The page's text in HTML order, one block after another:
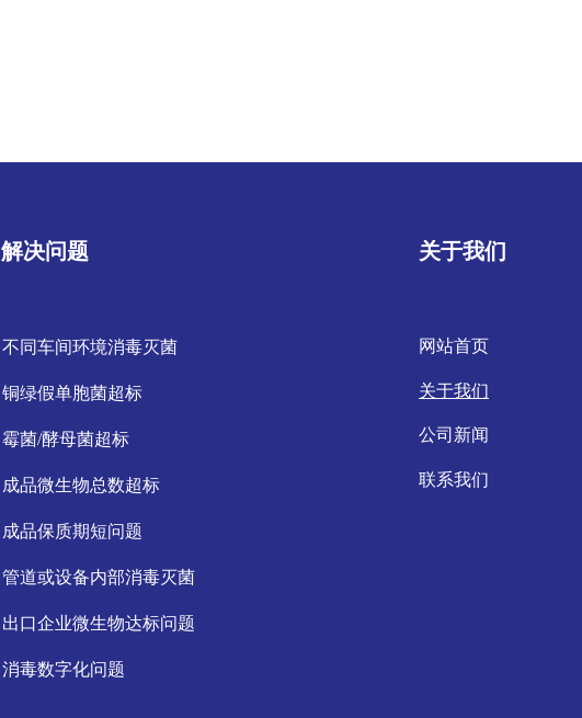
网站首页
关于我们
公司新闻
联系我们
关于我们
解决问题
不同车间环境消毒灭菌
铜绿假单胞菌超标
霉菌/酵母菌超标
成品微生物总数超标
成品保质期短问题
管道或设备内部消毒灭菌
出口企业微生物达标问题
消毒数字化问题